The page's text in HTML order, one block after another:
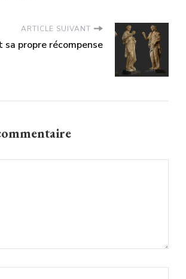
ARTICLE SUIVANT
sa propre récompense